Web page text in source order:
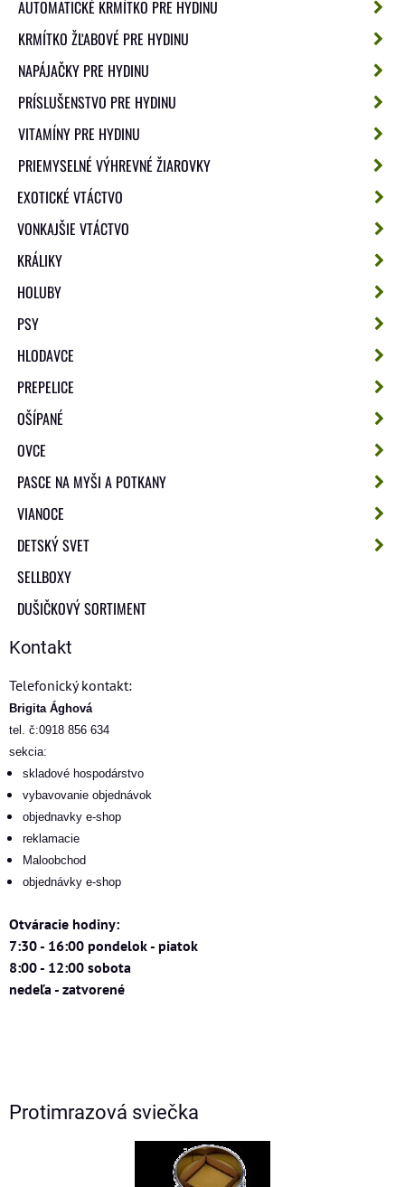
AUTOMATICKÉ KRMÍTKO PRE HYDINU
KRMÍTKO ŽĽABOVÉ PRE HYDINU
NAPÁJAČKY PRE HYDINU
PRÍSLUŠENSTVO PRE HYDINU
VITAMÍNY PRE HYDINU
PRIEMYSELNÉ VÝHREVNÉ ŽIAROVKY
EXOTICKÉ VTÁCTVO
VONKAJŠIE VTÁCTVO
KRÁLIKY
HOLUBY
PSY
HLODAVCE
PREPELICE
OŠÍPANÉ
OVCE
PASCE NA MYŠI A POTKANY
VIANOCE
DETSKÝ SVET
SELLBOXY
DUŠIČKOVÝ SORTIMENT
Kontakt
Telefonický kontakt:
Brigita Ághová
tel. č:0918 856 634
sekcia:
skladové hospodárstvo
vybavovanie objednávok
objednavky e-shop
reklamacie
Maloobchod
objednávky e-shop
Otváracie hodiny:
7:30 - 16:00 pondelok - piatok
8:00 - 12:00 sobota
nedeľa - zatvorené
Protimrazová sviečka